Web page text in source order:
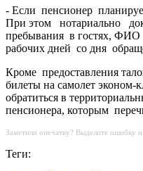
- Если пенсионер
При этом нотариально
пребывания в гостях, ФИО
рабочих дней со дня
Кроме предоставления
билеты на самолет
обратиться в
пенсионера, которым
Заметили опечатку? Выделите ошибку
Теги: